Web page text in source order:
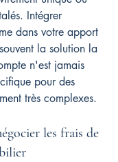
Intégrer
dans votre apport
la solution la
n'est jamais
pour des
très complexes.
les frais de